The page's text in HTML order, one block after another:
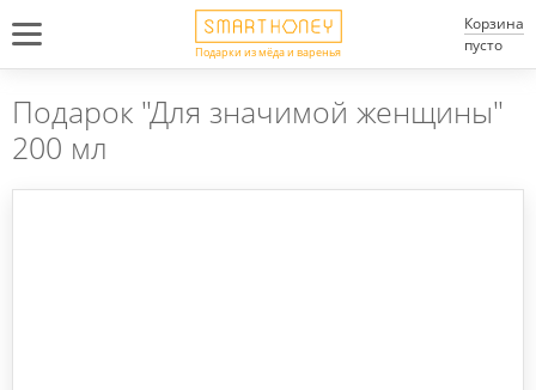
Подарки из мёда и варенья
Корзина
пусто
Подарок "Для значимой женщины"
200 мл